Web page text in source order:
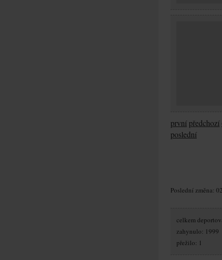
první předchozí
poslední
Poslední změna:
celkem
zahynulo: 1999
přežilo: 1